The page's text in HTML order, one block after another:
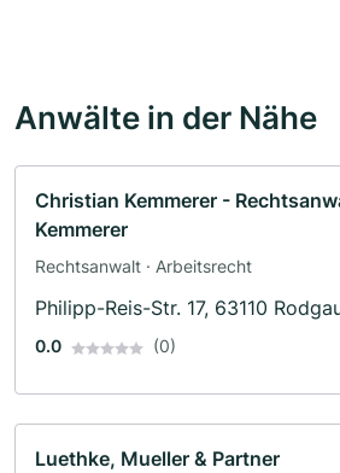
Anwälte in der Nähe
Christian Kemmerer -
Kemmerer
Rechtsanwalt · Arbeitsrecht
Philipp-Reis-Str. 17, 63110
0.0 (0)
Luethke, Mueller & Partner